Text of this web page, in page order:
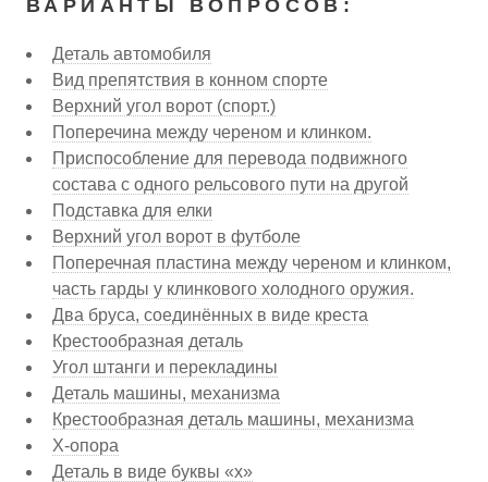
ВАРИАНТЫ ВОПРОСОВ:
Деталь автомобиля
Вид препятствия в конном спорте
Верхний угол ворот (спорт.)
Поперечина между череном и клинком.
Приспособление для перевода подвижного
состава с одного рельсового пути на другой
Подставка для елки
Верхний угол ворот в футболе
Поперечная пластина между череном и клинком,
часть гарды у клинкового холодного оружия.
Два бруса, соединённых в виде креста
Крестообразная деталь
Угол штанги и перекладины
Деталь машины, механизма
Крестообразная деталь машины, механизма
Х-опора
Деталь в виде буквы «х»